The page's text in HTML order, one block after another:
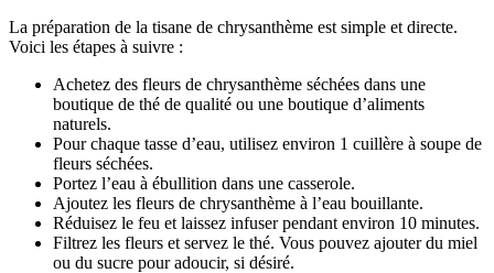
La préparation de la tisane de chrysanthème est simple et directe.
Voici les étapes à suivre :
Achetez des fleurs de chrysanthème séchées dans une
boutique de thé de qualité ou une boutique d’aliments
naturels.
Pour chaque tasse d’eau, utilisez environ 1 cuillère à soupe de
fleurs séchées.
Portez l’eau à ébullition dans une casserole.
Ajoutez les fleurs de chrysanthème à l’eau bouillante.
Réduisez le feu et laissez infuser pendant environ 10 minutes.
Filtrez les fleurs et servez le thé. Vous pouvez ajouter du miel
ou du sucre pour adoucir, si désiré.